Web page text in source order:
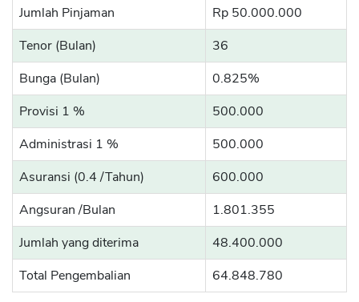
Jumlah Pinjaman
Rp 50.000.000
Tenor (Bulan)
36
Bunga (Bulan)
0.825%
Provisi 1 %
500.000
Administrasi 1 %
500.000
Asuransi (0.4 /Tahun)
600.000
Angsuran /Bulan
1.801.355
Jumlah yang diterima
48.400.000
Total Pengembalian
64.848.780
OK
CANCEL